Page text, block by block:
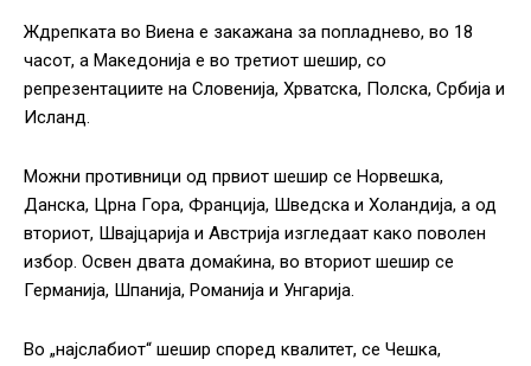
Ждрепката во Виена е закажана за попладнево, во 18
часот, а Македонија е во третиот шешир, со
репрезентациите на Словенија, Хрватска, Полска, Србија и
Исланд.
Можни противници од првиот шешир се Норвешка,
Данска, Црна Гора, Франција, Шведска и Холандија, а од
вториот, Швајцарија и Австрија изгледаат како поволен
избор. Освен двата домаќина, во вториот шешир се
Германија, Шпанија, Романија и Унгарија.
Во „најслабиот“ шешир според квалитет, се Чешка,